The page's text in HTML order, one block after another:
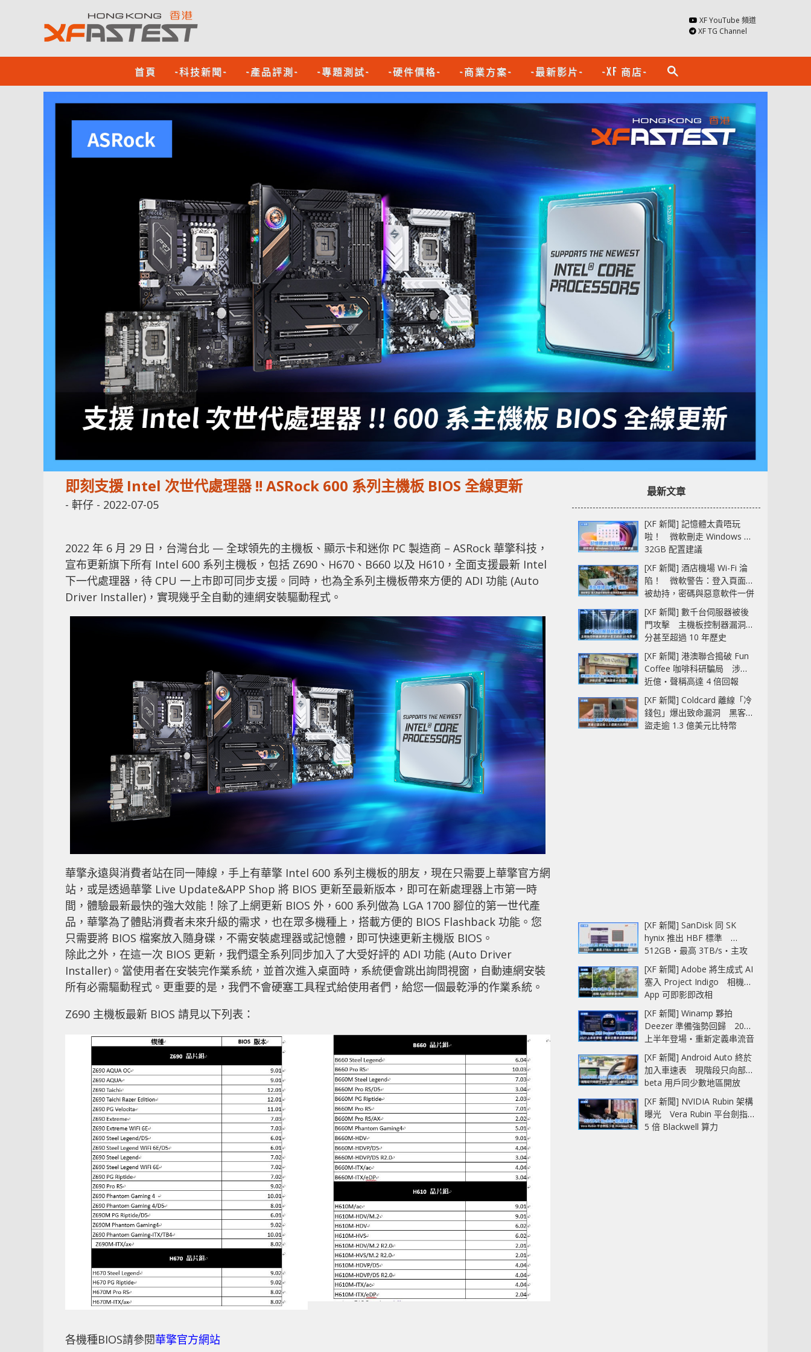
XF YouTube 頻道
XF TG Channel
首頁 -科技新聞- -產品評測- -專題測試- -硬件價格- -商業方案- -最新影片- -XF 商店- search
即刻支援 Intel 次世代處理器 !! ASRock 600 系列主機板 BIOS 全線更新
- 軒仔 - 2022-07-05
2022 年 6 月 29 日，台灣台北 — 全球領先的主機板、顯示卡和迷你 PC 製造商 – ASRock 華擎科技，
宣布更新旗下所有 Intel 600 系列主機板，包括 Z690、H670、B660 以及 H610，全面支援最新 Intel
下一代處理器，待 CPU 一上市即可同步支援。同時，也為全系列主機板帶來方便的 ADI 功能 (Auto
Driver Installer)，實現幾乎全自動的連網安裝驅動程式。
華擎永遠與消費者站在同一陣線，手上有華擎 Intel 600 系列主機板的朋友，現在只需要上華擎官方網
站，或是透過華擎 Live Update&APP Shop 將 BIOS 更新至最新版本，即可在新處理器上市第一時
間，體驗最新最快的強大效能！除了上網更新 BIOS 外，600 系列做為 LGA 1700 腳位的第一世代產
品，華擎為了體貼消費者未來升級的需求，也在眾多機種上，搭載方便的 BIOS Flashback 功能。您
只需要將 BIOS 檔案放入隨身碟，不需安裝處理器或記憶體，即可快速更新主機版 BIOS。
除此之外，在這一次 BIOS 更新，我們還全系列同步加入了大受好評的 ADI 功能 (Auto Driver
Installer)。當使用者在安裝完作業系統，並首次進入桌面時，系統便會跳出詢問視窗，自動連網安裝
所有必需驅動程式。更重要的是，我們不會硬塞工具程式給使用者們，給您一個最乾淨的作業系統。
Z690 主機板最新 BIOS 請見以下列表：
各機種BIOS請參閱華擎官方網站
最新文章
[XF 新聞] 記憶體太貴唔玩
啦！ 微軟刪走 Windows 11
32GB 配置建議
[XF 新聞] 酒店機場 Wi-Fi 淪
陷！ 微軟警告：登入頁面可
被劫持，密碼與惡意軟件一併
中招
[XF 新聞] 數千台伺服器被後
門攻擊 主機板控制器漏洞部
分甚至超過 10 年歷史
[XF 新聞] 港澳聯合搗破 Fun
Coffee 咖啡科研騙局 涉款
近億‧聲稱高達 4 倍回報
[XF 新聞] Coldcard 離線「冷
錢包」爆出致命漏洞 黑客已
盜走逾 1.3 億美元比特幣
[XF 新聞] SanDisk 同 SK
hynix 推出 HBF 標準
512GB‧最高 3TB/s‧主攻
AI 記憶體
[XF 新聞] Adobe 將生成式 AI
塞入 Project Indigo 相機
App 可即影即改相
[XF 新聞] Winamp 夥拍
Deezer 準備強勢回歸 2027
上半年登場‧重新定義串流音
樂播放器
[XF 新聞] Android Auto 終於
加入車速表 現階段只向部分
beta 用戶同少數地區開放
[XF 新聞] NVIDIA Rubin 架構
曝光 Vera Rubin 平台劍指
5 倍 Blackwell 算力